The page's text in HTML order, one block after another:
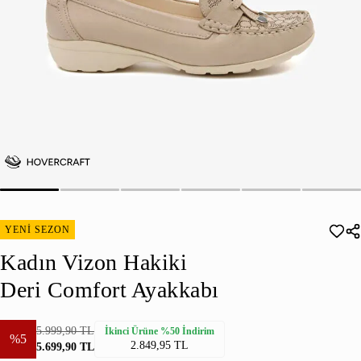
YENİ SEZON
Kadın Vizon Hakiki
Deri Comfort Ayakkabı
%5
5.999,90 TL
5.699,90 TL
İkinci Ürüne %50 İndirim
2.849,95 TL